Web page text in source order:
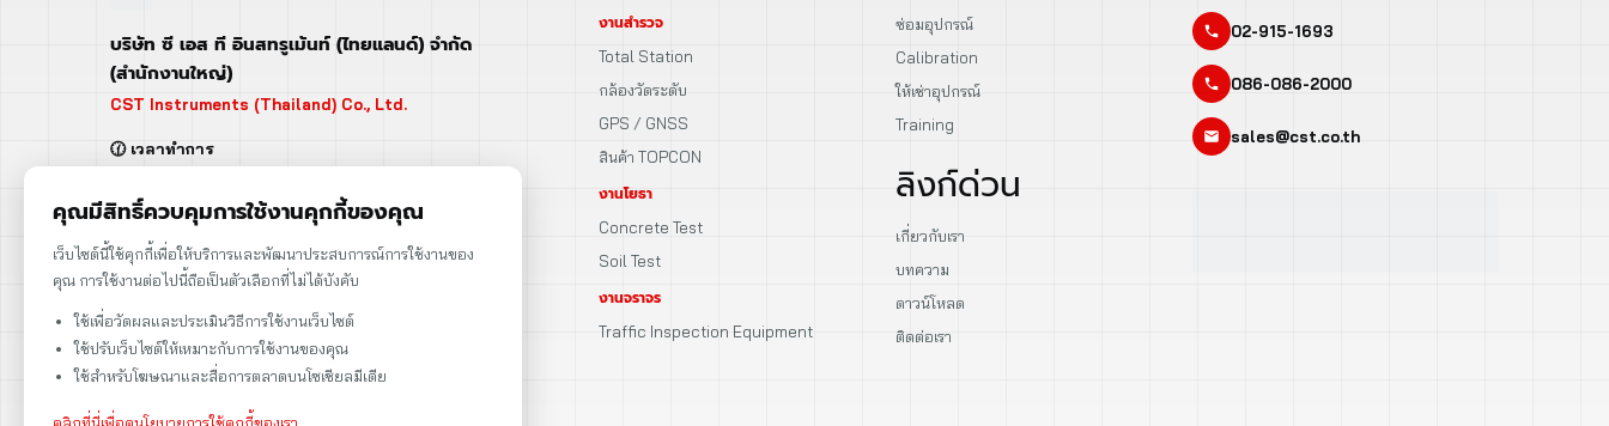
บริษัท ซี เอส ที อินสทรูเม้นท์ (ไทยแลนด์) จำกัด
(สำนักงานใหญ่)
CST Instruments (Thailand) Co., Ltd.
🕜 เวลาทำการ
เสาร์ | 08:00 - 12:00
📍 95 ถ.ร่มเกล้า แขวงคลองสามประเวศ
เขตลาดกระบัง กรุงเทพฯ 10520
Ladkrabang, Bangkok, Thailand 10520
เลขประจำตัวผู้เสียภาษี: 0105566170152
งานสำรวจ
Total Station
กล้องวัดระดับ
GPS / GNSS
สินค้า TOPCON
งานโยธา
Concrete Test
Soil Test
งานจราจร
Traffic Inspection Equipment
ซ่อมอุปกรณ์
Calibration
ให้เช่าอุปกรณ์
Training
ลิงก์ด่วน
เกี่ยวกับเรา
บทความ
ดาวน์โหลด
ติดต่อเรา
02-915-1693
086-086-2000
sales@cst.co.th
คุณมีสิทธิ์ควบคุมการใช้งานคุกกี้ของคุณ
เว็บไซต์นี้ใช้คุกกี้เพื่อให้บริการและพัฒนาประสบการณ์การใช้งานของ
คุณ การใช้งานต่อไปนี้ถือเป็นตัวเลือกที่ไม่ได้บังคับ
ใช้เพื่อวัดผลและประเมินวิธีการใช้งานเว็บไซต์
ใช้ปรับเว็บไซต์ให้เหมาะกับการใช้งานของคุณ
ใช้สำหรับโฆษณาและสื่อการตลาดบนโซเชียลมีเดีย